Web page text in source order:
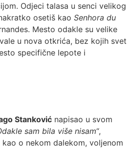
Odjeci talasa u senci velikog
osetiš kao Senhora du
Mesto odakle su velike
u nova otkrića, bez kojih svet
specifične lepote i
Stanković napisao u svom
sam bila više nisam“,
o nekom dalekom, voljenom